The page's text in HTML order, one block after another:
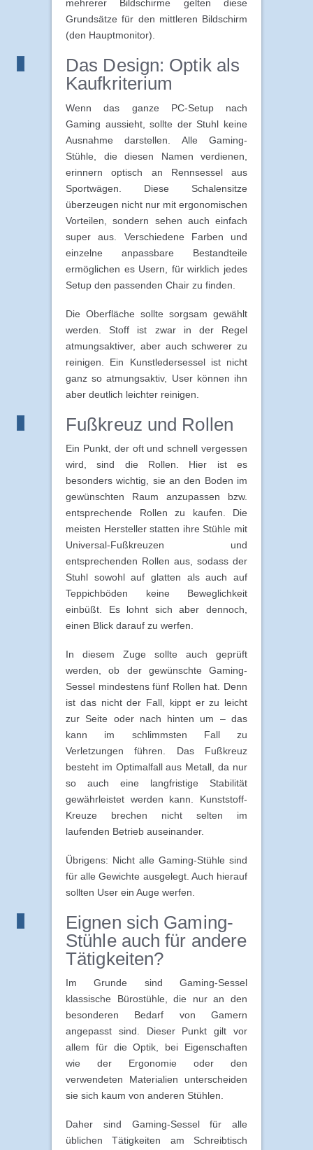
mehrerer Bildschirme gelten diese
Grundsätze für den mittleren Bildschirm
(den Hauptmonitor).
Das Design: Optik als
Kaufkriterium
Wenn das ganze PC-Setup nach
Gaming aussieht, sollte der Stuhl keine
Ausnahme darstellen. Alle Gaming-
Stühle, die diesen Namen verdienen,
erinnern optisch an Rennsessel aus
Sportwägen. Diese Schalensitze
überzeugen nicht nur mit ergonomischen
Vorteilen, sondern sehen auch einfach
super aus. Verschiedene Farben und
einzelne anpassbare Bestandteile
ermöglichen es Usern, für wirklich jedes
Setup den passenden Chair zu finden.
Die Oberfläche sollte sorgsam gewählt
werden. Stoff ist zwar in der Regel
atmungsaktiver, aber auch schwerer zu
reinigen. Ein Kunstledersessel ist nicht
ganz so atmungsaktiv, User können ihn
aber deutlich leichter reinigen.
Fußkreuz und Rollen
Ein Punkt, der oft und schnell vergessen
wird, sind die Rollen. Hier ist es
besonders wichtig, sie an den Boden im
gewünschten Raum anzupassen bzw.
entsprechende Rollen zu kaufen. Die
meisten Hersteller statten ihre Stühle mit
Universal-Fußkreuzen und
entsprechenden Rollen aus, sodass der
Stuhl sowohl auf glatten als auch auf
Teppichböden keine Beweglichkeit
einbüßt. Es lohnt sich aber dennoch,
einen Blick darauf zu werfen.
In diesem Zuge sollte auch geprüft
werden, ob der gewünschte Gaming-
Sessel mindestens fünf Rollen hat. Denn
ist das nicht der Fall, kippt er zu leicht
zur Seite oder nach hinten um – das
kann im schlimmsten Fall zu
Verletzungen führen. Das Fußkreuz
besteht im Optimalfall aus Metall, da nur
so auch eine langfristige Stabilität
gewährleistet werden kann. Kunststoff-
Kreuze brechen nicht selten im
laufenden Betrieb auseinander.
Übrigens: Nicht alle Gaming-Stühle sind
für alle Gewichte ausgelegt. Auch hierauf
sollten User ein Auge werfen.
Eignen sich Gaming-
Stühle auch für andere
Tätigkeiten?
Im Grunde sind Gaming-Sessel
klassische Bürostühle, die nur an den
besonderen Bedarf von Gamern
angepasst sind. Dieser Punkt gilt vor
allem für die Optik, bei Eigenschaften
wie der Ergonomie oder den
verwendeten Materialien unterscheiden
sie sich kaum von anderen Stühlen.
Daher sind Gaming-Sessel für alle
üblichen Tätigkeiten am Schreibtisch